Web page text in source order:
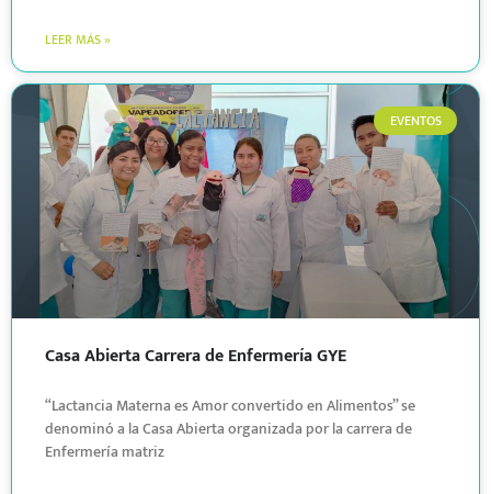
LEER MÁS »
EVENTOS
Casa Abierta Carrera de Enfermería GYE
“Lactancia Materna es Amor convertido en Alimentos” se
denominó a la Casa Abierta organizada por la carrera de
Enfermería matriz